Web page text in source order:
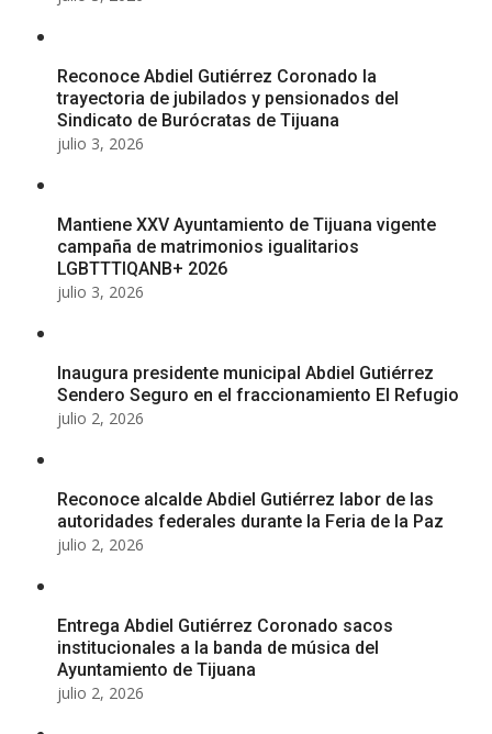
Reconoce Abdiel Gutiérrez Coronado la
trayectoria de jubilados y pensionados del
Sindicato de Burócratas de Tijuana
julio 3, 2026
Mantiene XXV Ayuntamiento de Tijuana vigente
campaña de matrimonios igualitarios
LGBTTTIQANB+ 2026
julio 3, 2026
Inaugura presidente municipal Abdiel Gutiérrez
Sendero Seguro en el fraccionamiento El Refugio
julio 2, 2026
Reconoce alcalde Abdiel Gutiérrez labor de las
autoridades federales durante la Feria de la Paz
julio 2, 2026
Entrega Abdiel Gutiérrez Coronado sacos
institucionales a la banda de música del
Ayuntamiento de Tijuana
julio 2, 2026